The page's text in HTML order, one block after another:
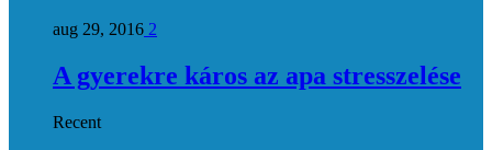
aug 29, 2016 2
A gyerekre káros az apa stresszelése
Recent